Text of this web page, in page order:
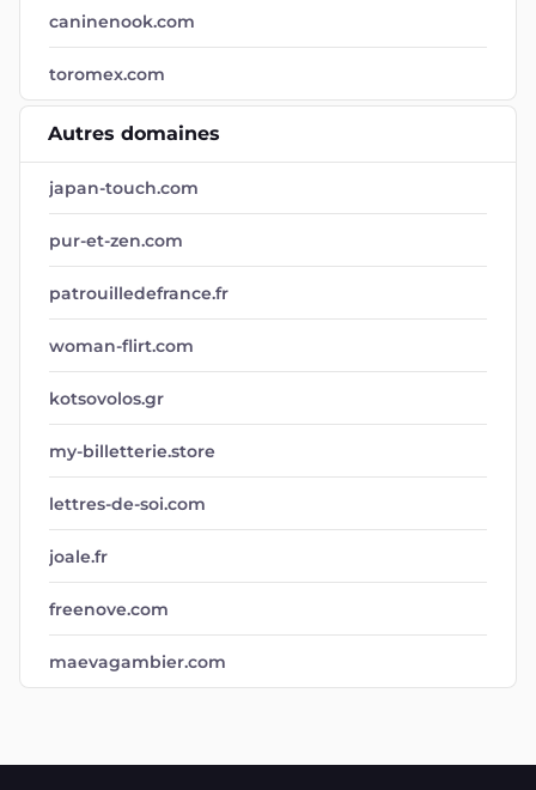
caninenook.com
toromex.com
Autres domaines
japan-touch.com
pur-et-zen.com
patrouilledefrance.fr
woman-flirt.com
kotsovolos.gr
my-billetterie.store
lettres-de-soi.com
joale.fr
freenove.com
maevagambier.com